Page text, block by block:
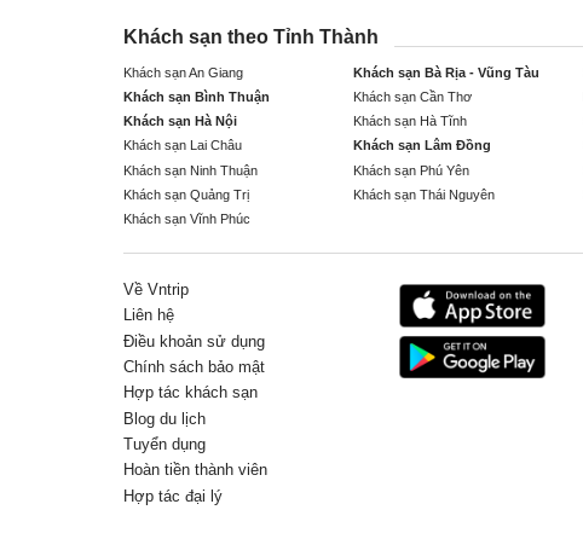
Khách sạn theo Tỉnh Thành
Khách sạn An Giang Khách sạn Bà Rịa - Vũng Tàu
Khách sạn Bình Thuận
Khách sạn Cần Thơ
Khách sạn Hà Nội
Khách sạn Hà Tĩnh
Khách sạn Lai Châu
Khách sạn Lâm Đồng
Khách sạn Ninh Thuận
Khách sạn Phú Yên
Khách sạn Quảng Trị
Khách sạn Thái Nguyên
Khách sạn Vĩnh Phúc
Về Vntrip
Liên hệ
Điều khoản sử dụng
Chính sách bảo mật
Hợp tác khách sạn
Blog du lịch
Tuyển dụng
Hoàn tiền thành viên
Hợp tác đại lý